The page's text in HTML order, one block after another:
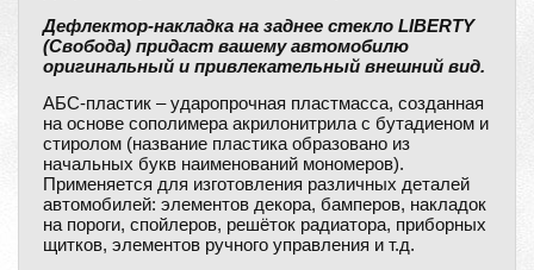
Дефлектор-накладка на заднее стекло LIBERTY
(Свобода) придаст вашему автомобилю
оригинальный и привлекательный внешний вид.
АБС-пластик – ударопрочная пластмасса, созданная
на основе сополимера акрилонитрила с бутадиеном и
стиролом (название пластика образовано из
начальных букв наименований мономеров).
Применяется для изготовления различных деталей
автомобилей: элементов декора, бамперов, накладок
на пороги, спойлеров, решёток радиатора, приборных
щитков, элементов ручного управления и т.д.